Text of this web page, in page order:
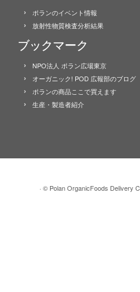
ポランのイベント情報
放射性物質検査分析結果
ブックマーク
NPO法人 ポラン広場東京
オーガニック! POD 広報部のブログ
ポランの商品ここで買えます
生産・製造者紹介
· © Polan OrganicFoods Delivery